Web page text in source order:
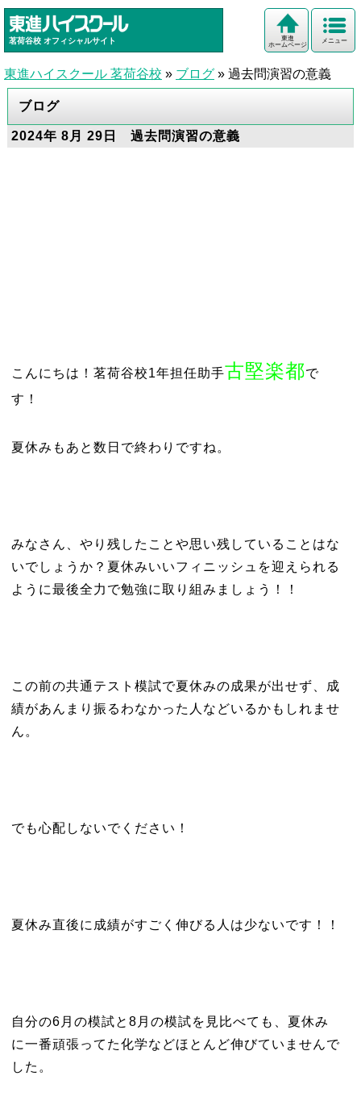
茗荷谷校 オフィシャルサイト メニュー
東進
ホームページ
東進ハイスクール 茗荷谷校 » ブログ » 過去問演習の意義
ブログ
2024年 8月 29日 過去問演習の意義
こんにちは！茗荷谷校1年担任助手古堅楽都で
す！
夏休みもあと数日で終わりですね。
みなさん、やり残したことや思い残していることはな
いでしょうか？夏休みいいフィニッシュを迎えられる
ように最後全力で勉強に取り組みましょう！！
この前の共通テスト模試で夏休みの成果が出せず、成
績があんまり振るわなかった人などいるかもしれませ
ん。
でも心配しないでください！
夏休み直後に成績がすごく伸びる人は少ないです！！
自分の6月の模試と8月の模試を見比べても、夏休み
に一番頑張ってた化学などほとんど伸びていませんで
した。